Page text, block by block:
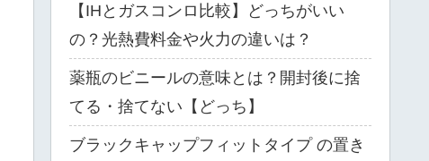
【IHとガスコンロ比較】どっちがいい
の？光熱費料金や火力の違いは？
薬瓶のビニールの意味とは？開封後に捨
てる・捨てない【どっち】
ブラックキャップフィットタイプ の置き